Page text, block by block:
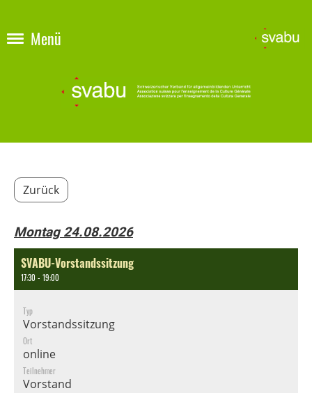
Menü
Zurück
Montag 24.08.2026
SVABU-Vorstandssitzung
17:30 - 19:00
Typ
Vorstandssitzung
Ort
online
Teilnehmer
Vorstand